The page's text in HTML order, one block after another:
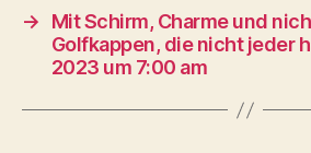
→
Mit Schirm, Charme und
Golfkappen, die nicht jeder
2023 um 7:00 am